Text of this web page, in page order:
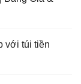
với túi tiền